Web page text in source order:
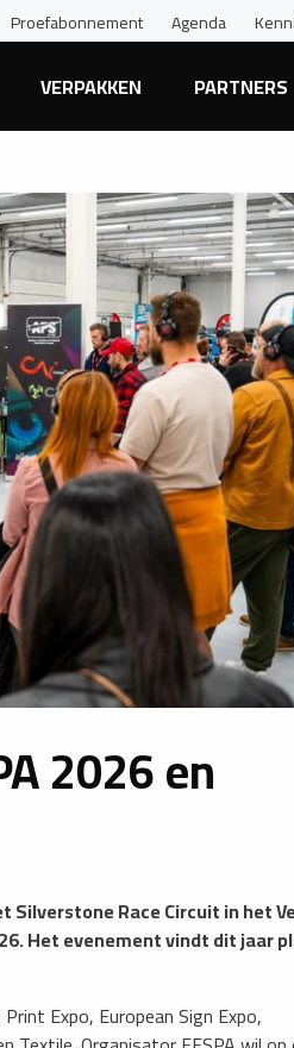
Proefabonnement Agenda
VERPAKKEN PARTNERS
2026 en
Silverstone Race Circuit in het
Het evenement vindt dit jaar
Expo, European Sign Expo,